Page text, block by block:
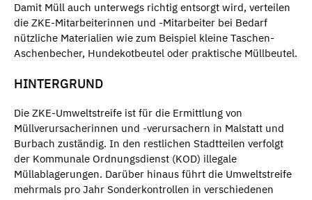
Damit Müll auch unterwegs richtig entsorgt wird, verteilen
die ZKE-Mitarbeiterinnen und -Mitarbeiter bei Bedarf
nützliche Materialien wie zum Beispiel kleine Taschen-
Aschenbecher, Hundekotbeutel oder praktische Müllbeutel.
HINTERGRUND
Die ZKE-Umweltstreife ist für die Ermittlung von
Müllverursacherinnen und -verursachern in Malstatt und
Burbach zuständig. In den restlichen Stadtteilen verfolgt
der Kommunale Ordnungsdienst (KOD) illegale
Müllablagerungen. Darüber hinaus führt die Umweltstreife
mehrmals pro Jahr Sonderkontrollen in verschiedenen